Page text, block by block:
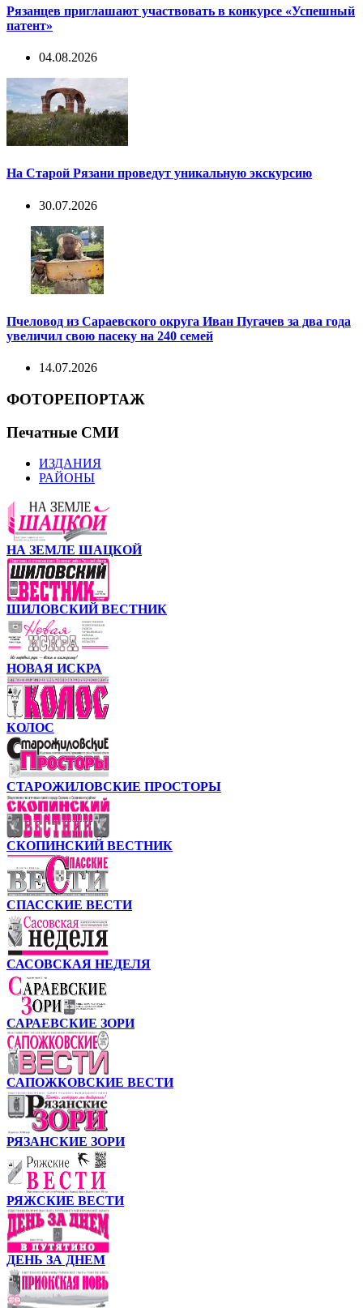
Рязанцев приглашают участвовать в конкурсе «Успешный
патент»
04.08.2026
На Старой Рязани проведут уникальную экскурсию
30.07.2026
Пчеловод из Сараевского округа Иван Пугачев за два года
увеличил свою пасеку на 240 семей
14.07.2026
ФОТОРЕПОРТАЖ
Печатные СМИ
ИЗДАНИЯ
РАЙОНЫ
НА ЗЕМЛЕ ШАЦКОЙ
ШИЛОВСКИЙ ВЕСТНИК
НОВАЯ ИСКРА
КОЛОС
СТАРОЖИЛОВСКИЕ ПРОСТОРЫ
СКОПИНСКИЙ ВЕСТНИК
СПАССКИЕ ВЕСТИ
САСОВСКАЯ НЕДЕЛЯ
САРАЕВСКИЕ ЗОРИ
САПОЖКОВСКИЕ ВЕСТИ
РЯЗАНСКИЕ ЗОРИ
РЯЖСКИЕ ВЕСТИ
ДЕНЬ ЗА ДНЕМ